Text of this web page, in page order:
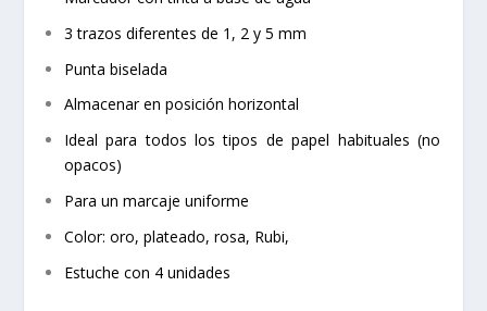
3 trazos diferentes de 1, 2 y 5 mm
Punta biselada
Almacenar en posición horizontal
Ideal para todos los tipos de papel habituales (no
opacos)
Para un marcaje uniforme
Color: oro, plateado, rosa, Rubi,
Estuche con 4 unidades